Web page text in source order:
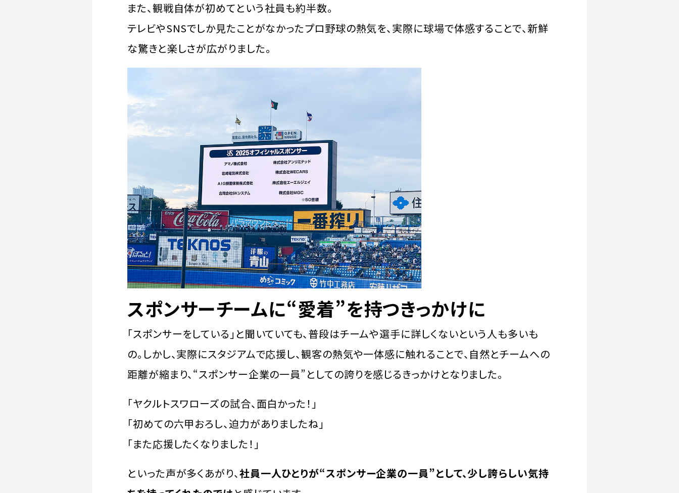
また、観戦自体が初めてという社員も約半数。
テレビやSNSでしか見たことがなかったプロ野球の熱気を、実際に球場で体感することで、新鮮
な驚きと楽しさが広がりました。
スポンサーチームに“愛着”を持つきっかけに
「スポンサーをしている」と聞いていても、普段はチームや選手に詳しくないという人も多いも
の。しかし、実際にスタジアムで応援し、観客の熱気や一体感に触れることで、自然とチームへの
距離が縮まり、“スポンサー企業の一員”としての誇りを感じるきっかけとなりました。
「ヤクルトスワローズの試合、面白かった！」
「初めての六甲おろし、迫力がありましたね」
「また応援したくなりました！」
といった声が多くあがり、社員一人ひとりが“スポンサー企業の一員”として、少し誇らしい気持